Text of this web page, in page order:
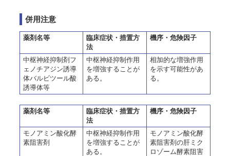
併用注意
薬剤名等
臨床症状・措置方
法
機序・危険因子
中枢神経抑制剤フ
ェノチアジン誘導
体バルビツール酸
誘導体等
中枢神経抑制作用
を増強することが
ある。
相加的な増強作用
を示す可能性があ
る。
薬剤名等
臨床症状・措置方
法
機序・危険因子
モノアミン酸化酵
素阻害剤
中枢神経抑制作用
を増強することが
ある。
モノアミン酸化酵
素阻害剤の肝ミク
ロゾーム酵素阻害